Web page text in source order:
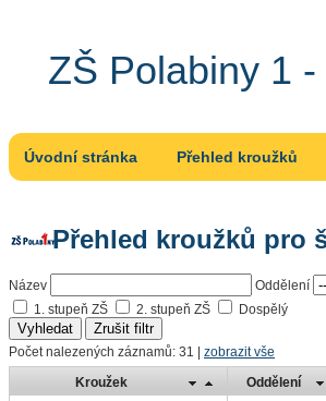
ZŠ Polabiny 1
Úvodní stránka Přehled kroužků
Přehled kroužků pro
Název Oddělení
1. stupeň ZŠ
2. stupeň ZŠ Dospělý
Počet nalezených záznamů: 31 | zobrazit vše
Kroužek
Oddělení